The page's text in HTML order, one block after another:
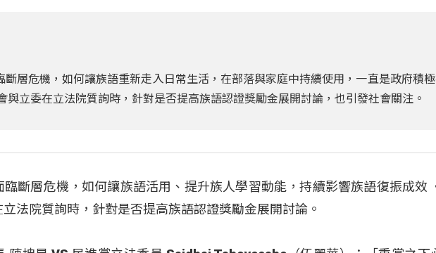
斷層危機，如何讓族語重新走入日常生活，在部落與家庭中持續使用，一直是政府積
與立委在立法院質詢時，針對是否提高族語認證獎勵金展開討論，也引發社會關注。
臨斷層危機，如何讓族語活用、提升族人學習動能，持續影響族語復振成效
法院質詢時，針對是否提高族語認證獎勵金展開討論。